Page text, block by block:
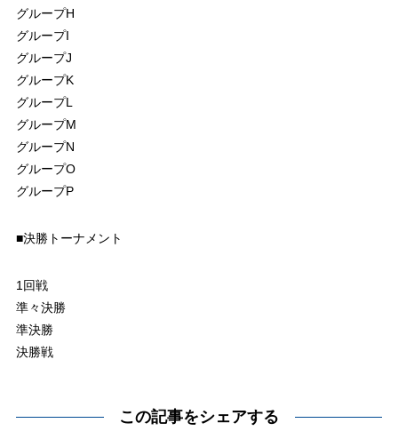
グループH
グループI
グループJ
グループK
グループL
グループM
グループN
グループO
グループP
■決勝トーナメント
1回戦
準々決勝
準決勝
決勝戦
この記事をシェアする